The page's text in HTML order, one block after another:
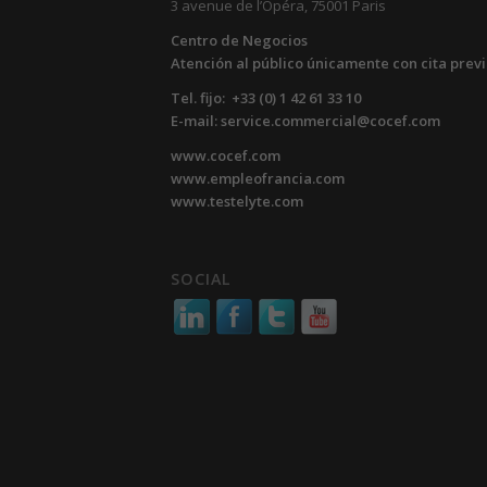
3 avenue de l’Opéra, 75001 Paris
Centro de Negocios
Atención al público únicamente con cita
Tel. fijo: +33 (0) 1 42 61 33 10
E-mail: service.commercial@cocef.com
www.cocef.com
www.empleofrancia.com
www.testelyte.com
SOCIAL